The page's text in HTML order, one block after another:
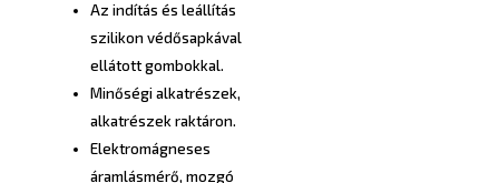
Az indítás és leállítás
szilikon védősapkával
ellátott gombokkal.
Minőségi alkatrészek,
alkatrészek raktáron.
Elektromágneses
áramlásmérő, mozgó